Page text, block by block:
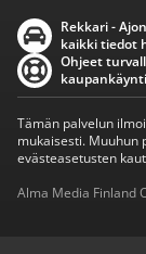
Rekkari -
kaikki tiedot
Ohjeet
Tämän palvelun
mukaisesti. Muuhun
evästeasetusten
Alma Media Finland